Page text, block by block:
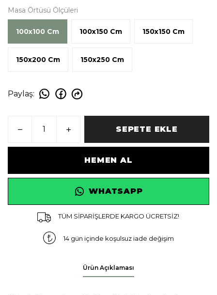
Masa Örtüsü Ölçüleri
100x100 Cm 100x150 Cm 150x150 Cm
150x200 Cm 150x250 Cm
Paylaş:
SEPETE EKLE
HEMEN AL
WHATSAPP
TÜM SİPARİŞLERDE KARGO ÜCRETSİZ!
14 gün içinde koşulsuz iade değişim
Ürün Açıklaması